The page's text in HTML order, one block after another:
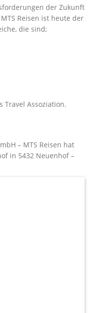
der Zukunft
Reisen ist heute der
die sind;
Travel Assoziation.
– MTS Reisen hat
in 5432 Neuenhof –